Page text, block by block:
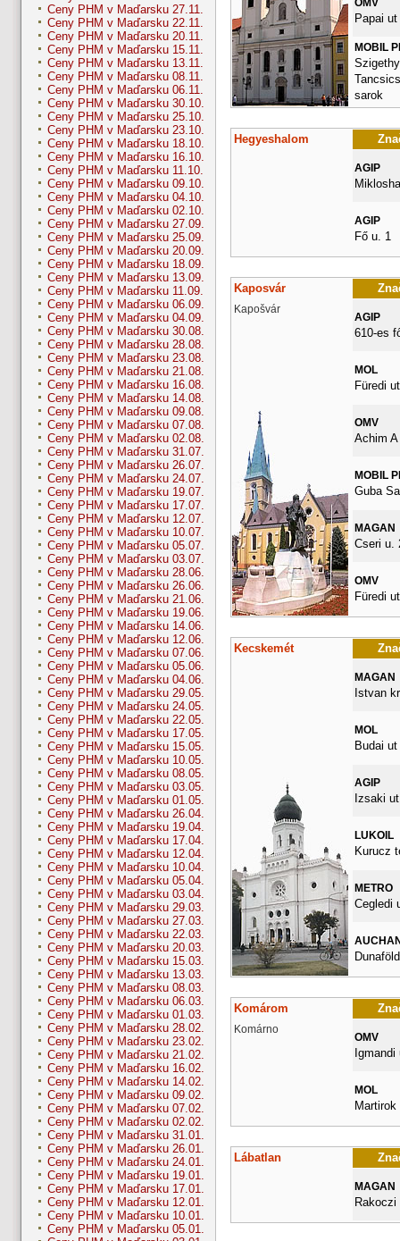
Ceny PHM v Maďarsku 27.11.
Ceny PHM v Maďarsku 22.11.
Ceny PHM v Maďarsku 20.11.
Ceny PHM v Maďarsku 15.11.
Ceny PHM v Maďarsku 13.11.
Ceny PHM v Maďarsku 08.11.
Ceny PHM v Maďarsku 06.11.
Ceny PHM v Maďarsku 30.10.
Ceny PHM v Maďarsku 25.10.
Ceny PHM v Maďarsku 23.10.
Ceny PHM v Maďarsku 18.10.
Ceny PHM v Maďarsku 16.10.
Ceny PHM v Maďarsku 11.10.
Ceny PHM v Maďarsku 09.10.
Ceny PHM v Maďarsku 04.10.
Ceny PHM v Maďarsku 02.10.
Ceny PHM v Maďarsku 27.09.
Ceny PHM v Maďarsku 25.09.
Ceny PHM v Maďarsku 20.09.
Ceny PHM v Maďarsku 18.09.
Ceny PHM v Maďarsku 13.09.
Ceny PHM v Maďarsku 11.09.
Ceny PHM v Maďarsku 06.09.
Ceny PHM v Maďarsku 04.09.
Ceny PHM v Maďarsku 30.08.
Ceny PHM v Maďarsku 28.08.
Ceny PHM v Maďarsku 23.08.
Ceny PHM v Maďarsku 21.08.
Ceny PHM v Maďarsku 16.08.
Ceny PHM v Maďarsku 14.08.
Ceny PHM v Maďarsku 09.08.
Ceny PHM v Maďarsku 07.08.
Ceny PHM v Maďarsku 02.08.
Ceny PHM v Maďarsku 31.07.
Ceny PHM v Maďarsku 26.07.
Ceny PHM v Maďarsku 24.07.
Ceny PHM v Maďarsku 19.07.
Ceny PHM v Maďarsku 17.07.
Ceny PHM v Maďarsku 12.07.
Ceny PHM v Maďarsku 10.07.
Ceny PHM v Maďarsku 05.07.
Ceny PHM v Maďarsku 03.07.
Ceny PHM v Maďarsku 28.06.
Ceny PHM v Maďarsku 26.06.
Ceny PHM v Maďarsku 21.06.
Ceny PHM v Maďarsku 19.06.
Ceny PHM v Maďarsku 14.06.
Ceny PHM v Maďarsku 12.06.
Ceny PHM v Maďarsku 07.06.
Ceny PHM v Maďarsku 05.06.
Ceny PHM v Maďarsku 04.06.
Ceny PHM v Maďarsku 29.05.
Ceny PHM v Maďarsku 24.05.
Ceny PHM v Maďarsku 22.05.
Ceny PHM v Maďarsku 17.05.
Ceny PHM v Maďarsku 15.05.
Ceny PHM v Maďarsku 10.05.
Ceny PHM v Maďarsku 08.05.
Ceny PHM v Maďarsku 03.05.
Ceny PHM v Maďarsku 01.05.
Ceny PHM v Maďarsku 26.04.
Ceny PHM v Maďarsku 19.04.
Ceny PHM v Maďarsku 17.04.
Ceny PHM v Maďarsku 12.04.
Ceny PHM v Maďarsku 10.04.
Ceny PHM v Maďarsku 05.04.
Ceny PHM v Maďarsku 03.04.
Ceny PHM v Maďarsku 29.03.
Ceny PHM v Maďarsku 27.03.
Ceny PHM v Maďarsku 22.03.
Ceny PHM v Maďarsku 20.03.
Ceny PHM v Maďarsku 15.03.
Ceny PHM v Maďarsku 13.03.
Ceny PHM v Maďarsku 08.03.
Ceny PHM v Maďarsku 06.03.
Ceny PHM v Maďarsku 01.03.
Ceny PHM v Maďarsku 28.02.
Ceny PHM v Maďarsku 23.02.
Ceny PHM v Maďarsku 21.02.
Ceny PHM v Maďarsku 16.02.
Ceny PHM v Maďarsku 14.02.
Ceny PHM v Maďarsku 09.02.
Ceny PHM v Maďarsku 07.02.
Ceny PHM v Maďarsku 02.02.
Ceny PHM v Maďarsku 31.01.
Ceny PHM v Maďarsku 26.01.
Ceny PHM v Maďarsku 24.01.
Ceny PHM v Maďarsku 19.01.
Ceny PHM v Maďarsku 17.01.
Ceny PHM v Maďarsku 12.01.
Ceny PHM v Maďarsku 10.01.
Ceny PHM v Maďarsku 05.01.
OMV
Papai
MOBIL
sarok
Hegyeshalom
AGIP
AGIP
Fő u. 1
Kaposvár
Kapošvár
AGIP
610-es
MOL
Füredi
OMV
Achim A
MOBIL
Guba
MAGAN
Cseri u.
OMV
Füredi ut
Kecskemét
MAGAN
Istvan
MOL
Budai ut
AGIP
Izsaki
LUKOIL
Kurucz
METRO
Cegledi
Komárom
Komárno
OMV
Igmandi
MOL
Martirok
Lábatlan
MAGAN
Rakoczi